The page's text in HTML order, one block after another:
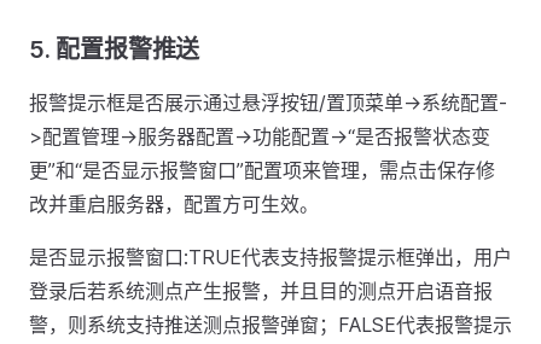
5. 配置报警推送
报警提示框是否展示通过悬浮按钮/置顶菜单->系统配置-
>配置管理->服务器配置->功能配置->“是否报警状态变
更”和“是否显示报警窗口”配置项来管理，需点击保存修
改并重启服务器，配置方可生效。
是否显示报警窗口:TRUE代表支持报警提示框弹出，用户
登录后若系统测点产生报警，并且目的测点开启语音报
警，则系统支持推送测点报警弹窗；FALSE代表报警提示